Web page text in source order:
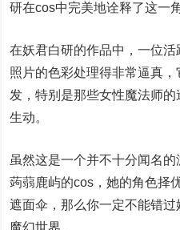
研在cos中完美地诠释了这一
在妖君白研的作品中，一位
照片的色彩处理得非常逼真
发，特别是那些女性魔法师
生动。
虽然这是一个并不十分闻名
蒟蒻鹿屿的cos，她的角色择
遮面伞，那么你一定不能错
魔幻世界。